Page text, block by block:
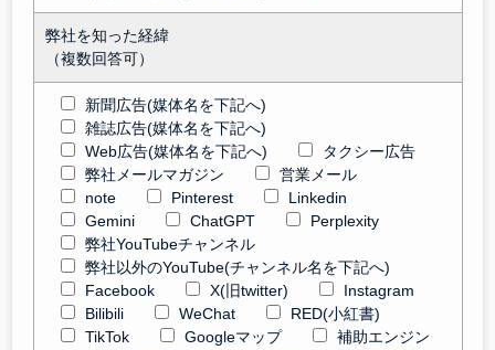
弊社を知った経緯
（複数回答可）
新聞広告(媒体名を下記へ)
雑誌広告(媒体名を下記へ)
Web広告(媒体名を下記へ)
タクシー広告
弊社メールマガジン
営業メール
note
Pinterest
Linkedin
Gemini
ChatGPT
Perplexity
弊社YouTubeチャンネル
弊社以外のYouTube(チャンネル名を下記へ)
Facebook
X(旧twitter)
Instagram
Bilibili
WeChat
RED(小紅書)
TikTok
Googleマップ
補助エンジン